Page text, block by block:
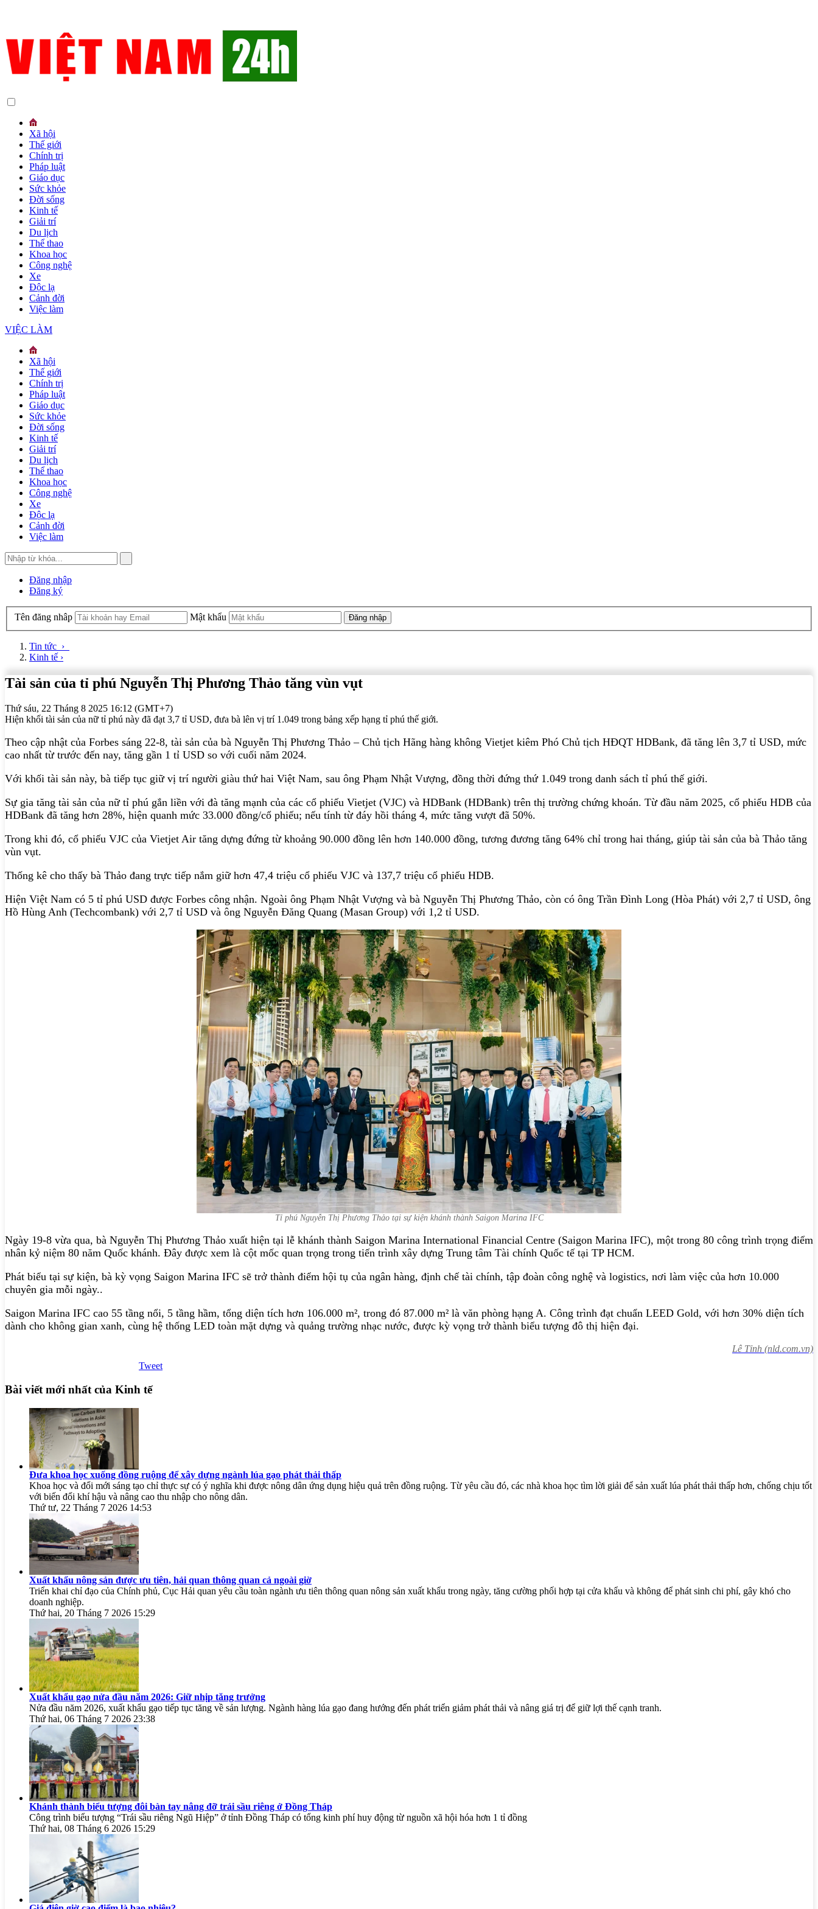
Xã hội
Thế giới
Chính trị
Pháp luật
Giáo dục
Sức khỏe
Đời sống
Kinh tế
Giải trí
Du lịch
Thể thao
Khoa học
Công nghệ
Xe
Độc lạ
Cảnh đời
Việc làm
VIỆC LÀM
Xã hội
Thế giới
Chính trị
Pháp luật
Giáo dục
Sức khỏe
Đời sống
Kinh tế
Giải trí
Du lịch
Thể thao
Khoa học
Công nghệ
Xe
Độc lạ
Cảnh đời
Việc làm
Đăng nhập
Đăng ký
Tên đăng nhâp Mật khẩu
Tin tức ›
Kinh tế ›
Tài sản của tỉ phú Nguyễn Thị Phương Thảo tăng vùn vụt
Thứ sáu, 22 Tháng 8 2025 16:12 (GMT+7)
Hiện khối tài sản của nữ tỉ phú này đã đạt 3,7 tỉ USD, đưa bà lên vị trí 1.049 trong bảng xếp hạng tỉ phú thế giới.
Theo cập nhật của Forbes sáng 22-8, tài sản của bà Nguyễn Thị Phương Thảo – Chủ tịch Hãng hàng không Vietjet kiêm Phó Chủ tịch HĐQT HDBank, đã tăng lên 3,7 tỉ USD, mức
cao nhất từ trước đến nay, tăng gần 1 tỉ USD so với cuối năm 2024.
Với khối tài sản này, bà tiếp tục giữ vị trí người giàu thứ hai Việt Nam, sau ông Phạm Nhật Vượng, đồng thời đứng thứ 1.049 trong danh sách tỉ phú thế giới.
Sự gia tăng tài sản của nữ tỉ phú gắn liền với đà tăng mạnh của các cổ phiếu Vietjet (VJC) và HDBank (HDBank) trên thị trường chứng khoán. Từ đầu năm 2025, cổ phiếu HDB của
HDBank đã tăng hơn 28%, hiện quanh mức 33.000 đồng/cổ phiếu; nếu tính từ đáy hồi tháng 4, mức tăng vượt đã 50%.
Trong khi đó, cổ phiếu VJC của Vietjet Air tăng dựng đứng từ khoảng 90.000 đồng lên hơn 140.000 đồng, tương đương tăng 64% chỉ trong hai tháng, giúp tài sản của bà Thảo tăng
vùn vụt.
Thống kê cho thấy bà Thảo đang trực tiếp nắm giữ hơn 47,4 triệu cổ phiếu VJC và 137,7 triệu cổ phiếu HDB.
Hiện Việt Nam có 5 tỉ phú USD được Forbes công nhận. Ngoài ông Phạm Nhật Vượng và bà Nguyễn Thị Phương Thảo, còn có ông Trần Đình Long (Hòa Phát) với 2,7 tỉ USD, ông
Hồ Hùng Anh (Techcombank) với 2,7 tỉ USD và ông Nguyễn Đăng Quang (Masan Group) với 1,2 tỉ USD.
Tỉ phú Nguyễn Thị Phương Thảo tại sự kiện khánh thành Saigon Marina IFC
Ngày 19-8 vừa qua, bà Nguyễn Thị Phương Thảo xuất hiện tại lễ khánh thành Saigon Marina International Financial Centre (Saigon Marina IFC), một trong 80 công trình trọng điểm
nhân kỷ niệm 80 năm Quốc khánh. Đây được xem là cột mốc quan trọng trong tiến trình xây dựng Trung tâm Tài chính Quốc tế tại TP HCM.
Phát biểu tại sự kiện, bà kỳ vọng Saigon Marina IFC sẽ trở thành điểm hội tụ của ngân hàng, định chế tài chính, tập đoàn công nghệ và logistics, nơi làm việc của hơn 10.000
chuyên gia mỗi ngày..
Saigon Marina IFC cao 55 tầng nổi, 5 tầng hầm, tổng diện tích hơn 106.000 m², trong đó 87.000 m² là văn phòng hạng A. Công trình đạt chuẩn LEED Gold, với hơn 30% diện tích
dành cho không gian xanh, cùng hệ thống LED toàn mặt dựng và quảng trường nhạc nước, được kỳ vọng trở thành biểu tượng đô thị hiện đại.
Lê Tỉnh (nld.com.vn)
Tweet
Bài viết mới nhất của Kinh tế
Đưa khoa học xuống đồng ruộng để xây dựng ngành lúa gạo phát thải thấp
Khoa học và đổi mới sáng tạo chỉ thực sự có ý nghĩa khi được nông dân ứng dụng hiệu quả trên đồng ruộng. Từ yêu cầu đó, các nhà khoa học tìm lời giải để sản xuất lúa phát thải thấp hơn, chống chịu tốt
với biến đổi khí hậu và nâng cao thu nhập cho nông dân.
Thứ tư, 22 Tháng 7 2026 14:53
Xuất khẩu nông sản được ưu tiên, hải quan thông quan cả ngoài giờ
Triển khai chỉ đạo của Chính phủ, Cục Hải quan yêu cầu toàn ngành ưu tiên thông quan nông sản xuất khẩu trong ngày, tăng cường phối hợp tại cửa khẩu và không để phát sinh chi phí, gây khó cho
doanh nghiệp.
Thứ hai, 20 Tháng 7 2026 15:29
Xuất khẩu gạo nửa đầu năm 2026: Giữ nhịp tăng trưởng
Nửa đầu năm 2026, xuất khẩu gạo tiếp tục tăng về sản lượng. Ngành hàng lúa gạo đang hướng đến phát triển giảm phát thải và nâng giá trị để giữ lợi thế cạnh tranh.
Thứ hai, 06 Tháng 7 2026 23:38
Khánh thành biểu tượng đôi bàn tay nâng đỡ trái sầu riêng ở Đồng Tháp
Công trình biểu tượng “Trái sầu riêng Ngũ Hiệp” ở tỉnh Đồng Tháp có tổng kinh phí huy động từ nguồn xã hội hóa hơn 1 tỉ đồng
Thứ hai, 08 Tháng 6 2026 15:29